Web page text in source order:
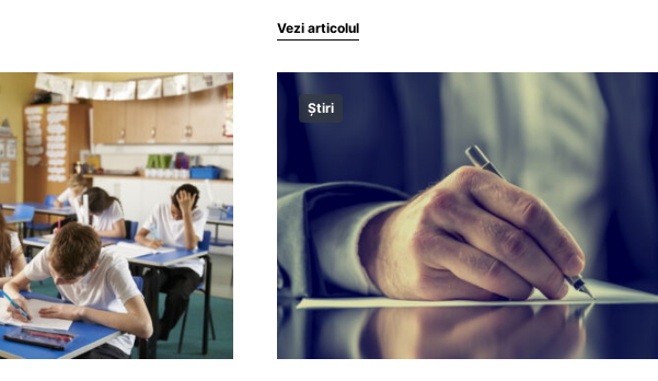
Vezi articolul
Știri